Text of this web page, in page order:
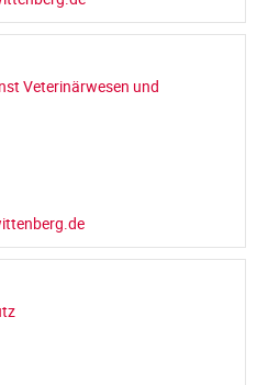
Veterinärwesen und